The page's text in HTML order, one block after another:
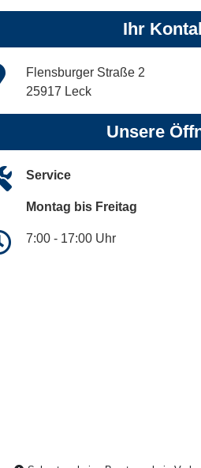
Ihr
Flensburger Straße 2
25917 Leck
Unsere
Service
Montag bis Freitag
7:00 - 17:00 Uhr